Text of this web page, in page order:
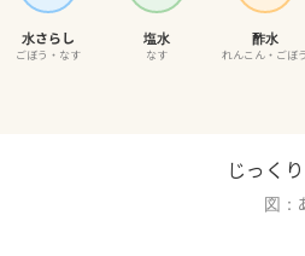
水さらし
ごぼう・なす
塩水
なす
酢水
れんこん・ごぼう
じっくり
図：